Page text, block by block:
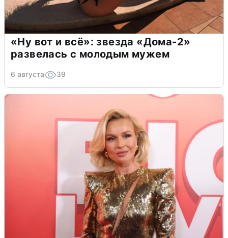
«Ну вот и всё»: звезда «Дома-2»
развелась с молодым мужем
6 августа 39